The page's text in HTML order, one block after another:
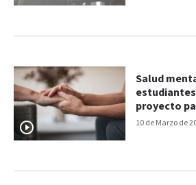
10 de Marzo de
Salud
proyecto
emergencia